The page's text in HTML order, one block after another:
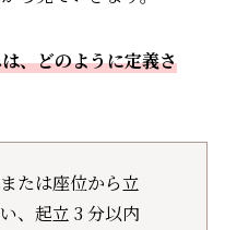
、どのように定義さ
たは座位から立
、起立 3 分以内